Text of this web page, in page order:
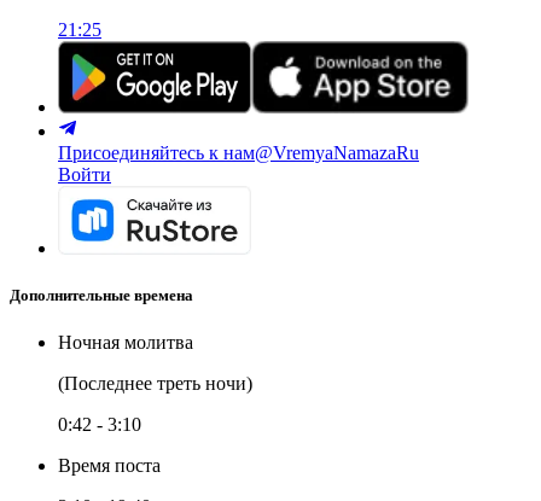
21:25
Присоединяйтесь к нам@VremyaNamazaRu
Войти
Дополнительные времена
Ночная молитва
(Последнее треть ночи)
0:42 - 3:10
Время поста